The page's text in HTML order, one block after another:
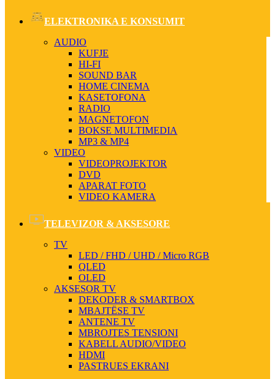
ELEKTRONIKA E KONSUMIT
AUDIO
KUFJE
HI-FI
SOUND BAR
HOME CINEMA
KASETOFONA
RADIO
MAGNETOFON
BOKSE MULTIMEDIA
MP3 & MP4
VIDEO
VIDEOPROJEKTOR
DVD
APARAT FOTO
VIDEO KAMERA
TELEVIZOR & AKSESORE
TV
LED / FHD / UHD / Micro RGB
QLED
OLED
AKSESOR TV
DEKODER & SMARTBOX
MBAJTËSE TV
ANTENE TV
MBROJTES TENSIONI
KABELL AUDIO/VIDEO
HDMI
PASTRUES EKRANI